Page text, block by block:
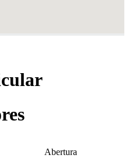
Abertura